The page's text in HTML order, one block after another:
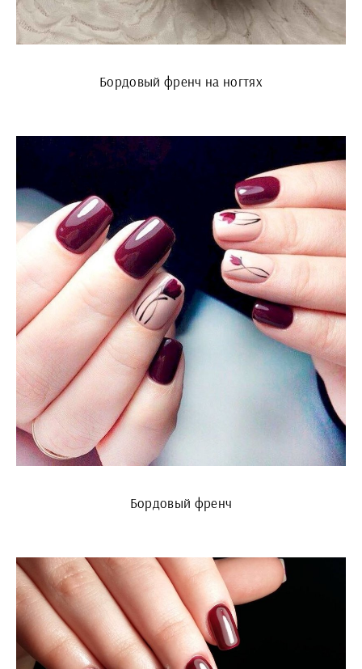
Бордовый френч на ногтях
Бордовый френч